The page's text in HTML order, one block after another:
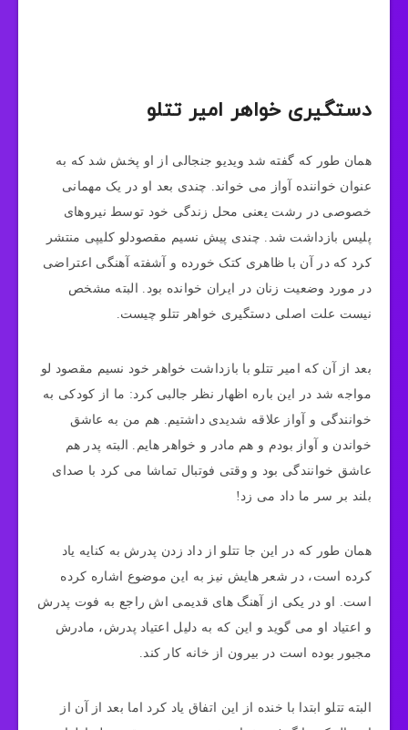
دستگیری خواهر امیر تتلو
همان طور که گفته شد ویدیو جنجالی از او پخش شد که به
عنوان خواننده آواز می خواند. چندی بعد او در یک مهمانی
خصوصی در رشت یعنی محل زندگی خود توسط نیروهای
پلیس بازداشت شد. چندی پیش نسیم مقصودلو کلیپی منتشر
کرد که در آن با ظاهری کتک خورده و آشفته آهنگی اعتراضی
در مورد وضعیت زنان در ایران خوانده بود. البته مشخص
نیست علت اصلی دستگیری خواهر تتلو چیست.
بعد از آن که امیر تتلو با بازداشت خواهر خود نسیم مقصود لو
مواجه شد در این باره اظهار نظر جالبی کرد: ما از کودکی به
خوانندگی و آواز علاقه شدیدی داشتیم. هم من به عاشق
خواندن و آواز بودم و هم مادر و خواهر هایم. البته پدر هم
عاشق خوانندگی بود و وقتی فوتبال تماشا می کرد با صدای
بلند بر سر ما داد می زد!
همان طور که در این جا تتلو از داد زدن پدرش به کنایه یاد
کرده است، در شعر هایش نیز به این موضوع اشاره کرده
است. او در یکی از آهنگ های قدیمی اش راجع به فوت پدرش
و اعتیاد او می گوید و این که به دلیل اعتیاد پدرش، مادرش
مجبور بوده است در بیرون از خانه کار کند.
البته تتلو ابتدا با خنده از این اتفاق یاد کرد اما بعد از آن از